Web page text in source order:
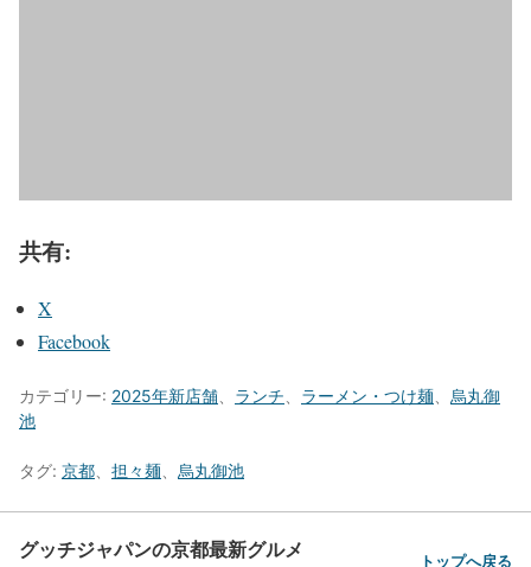
共有:
X
Facebook
カテゴリー: 2025年新店舗 ランチ ラーメン・つけ麺
烏丸御
池
タグ: 京都 担々麺 烏丸御池
グッチジャパンの京都最新グルメ トップへ戻る